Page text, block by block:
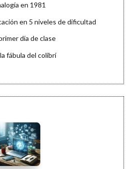
en 1981
en 5 niveles de dificultad
día de clase
fábula del colibrí